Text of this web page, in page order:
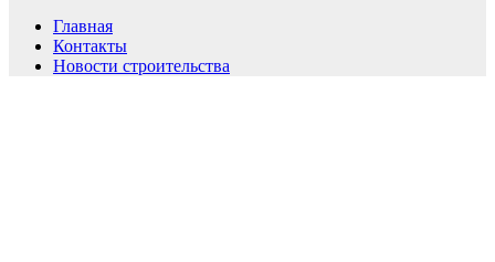
Главная
Контакты
Новости строительства